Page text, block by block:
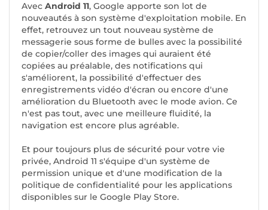
Avec Android 11, Google apporte son lot de
nouveautés à son système d'exploitation mobile. En
effet, retrouvez un tout nouveau système de
messagerie sous forme de bulles avec la possibilité
de copier/coller des images qui auraient été
copiées au préalable, des notifications qui
s'améliorent, la possibilité d'effectuer des
enregistrements vidéo d'écran ou encore d'une
amélioration du Bluetooth avec le mode avion. Ce
n'est pas tout, avec une meilleure fluidité, la
navigation est encore plus agréable.
Et pour toujours plus de sécurité pour votre vie
privée, Android 11 s'équipe d'un système de
permission unique et d'une modification de la
politique de confidentialité pour les applications
disponibles sur le Google Play Store.